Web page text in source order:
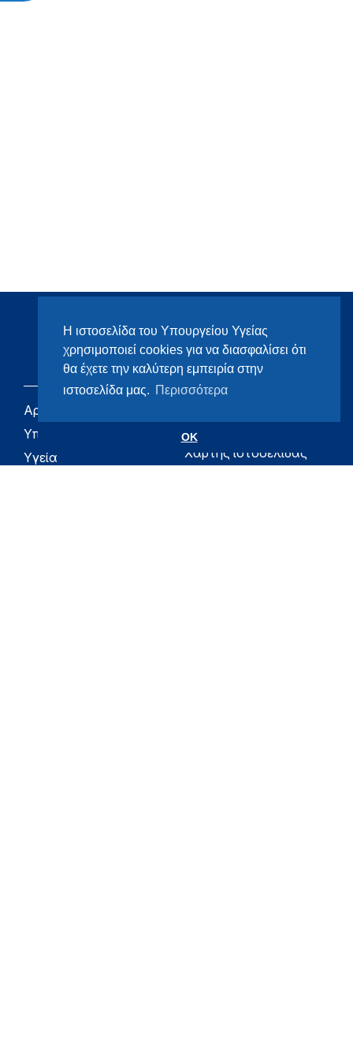
Η ιστοσελίδα του Υπουργείου Υγείας
χρησιμοποιεί cookies για να διασφαλίσει ότι
θα έχετε την καλύτερη εμπειρία στην
ιστοσελίδα μας. Περισσότερα
OK
Αρχική
Υπουργείο
Υγεία
Υγεία
Χάρτης ιστοσελίδας